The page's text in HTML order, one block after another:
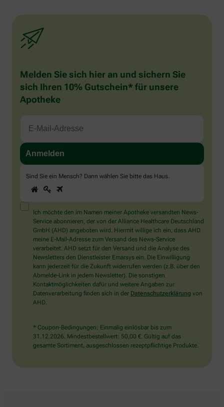
Melden Sie sich hier an und sichern Sie
sich Ihren 10% Gutschein* für unsere
Apotheke
Sind Sie ein Mensch? Dann wählen Sie bitte das Haus.
Sind
Sie
ein
Mensch?
Dann
wählen
Sie
bitte
das
Haus.
1 2
Ich möchte den im Namen meiner Apotheke versandten News-
Service abonnieren, der von der Alliance Healthcare Deutschland
GmbH (AHD) angeboten wird. Hiermit willige ich ein, dass AHD
meine E-Mail-Adresse zum Versand des News-Service
verarbeitet. AHD setzt für den Versand und die Analyse des
Newsletters den Dienstleister Emarsys ein. Die Einwilligung
kann jederzeit für die Zukunft widerrufen werden (z.B. über den
Abmelde-Link in jedem Newsletter). Die sonstigen
Kontaktmöglichkeiten dafür und weitere Angaben zur
Datenverarbeitung finden sich in der Datenschutzerklärung von
AHD.
* Coupon-Bedingungen: Einmalig einlösbar bis zum
31.12.2026. Mindestbestellwert: 50,00 €. Gültig auf das
gesamte Sortiment, ausgeschlossen rezeptpflichtige Produkte.